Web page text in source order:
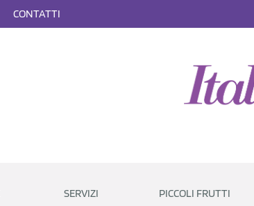
CONTATTI
SERVIZI PICCOLI FRUTTI